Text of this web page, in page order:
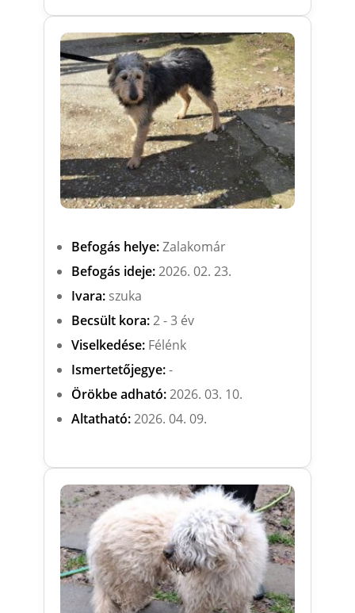
Befogás helye:Zalakomár
Befogás ideje:2026. 02. 23.
Ivara:szuka
Becsült kora:2 - 3 év
Viselkedése:Félénk
Ismertetőjegye:-
Örökbe adható:2026. 03. 10.
Altatható:2026. 04. 09.